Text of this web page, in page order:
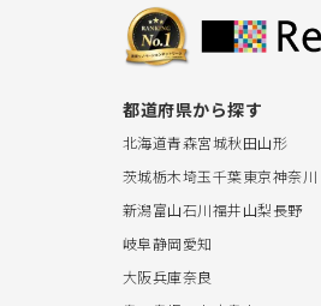
都道府県から探す
北海道青森宮城秋田山形
茨城栃木埼玉千葉東京神奈川
新潟富山石川福井山梨長野
岐阜静岡愛知
大阪兵庫奈良